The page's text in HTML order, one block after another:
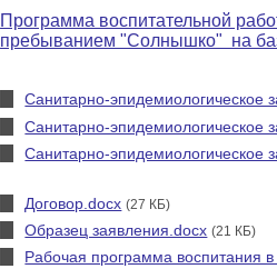
Программа воспитательной
пребыванием "Солнышко" на
Санитарно-
Санитарно-
Санитарно-
Договор.docx (27 КБ)
Образец заявления.docx (21 КБ)
Рабочая программа воспитания